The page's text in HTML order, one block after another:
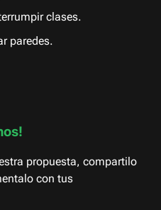
clases.
paredes.
propuesta, compartilo
con tus